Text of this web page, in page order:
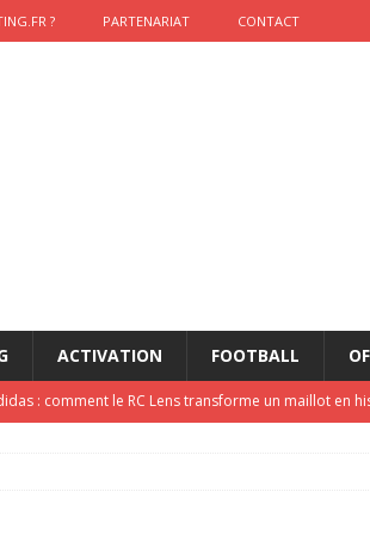
? PARTENARIAT CONTACT
ACTIVATION FOOTBALL
: comment le RC Lens transforme un maillot en
de Zinedine Zidane par adidas est de retour